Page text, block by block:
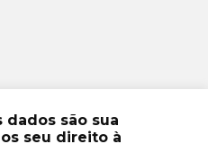
são sua
seu direito à